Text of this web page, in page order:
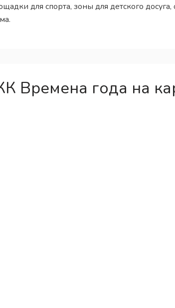
для спорта, зоны для детского
Времена года на